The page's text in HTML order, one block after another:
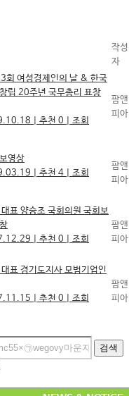
작성
자
회 여성경제인의 날 & 한국
립 20주년 국무총리 표창
추천 0
조회
팜앤
피아
영상
추천 4
조회
팜앤
피아
표 양승조 국회의원 국회보
추천 0
조회
팜앤
피아
표 경기도지사 모범기업인
추천 0
조회
팜앤
피아
검색